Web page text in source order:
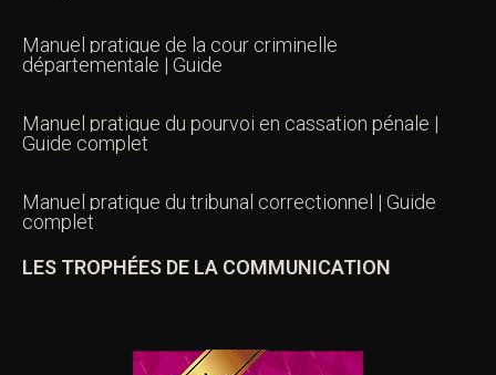
Manuel pratique de la cour criminelle
départementale | Guide
Manuel pratique du pourvoi en cassation pénale |
Guide complet
Manuel pratique du tribunal correctionnel | Guide
complet
LES TROPHÉES DE LA COMMUNICATION